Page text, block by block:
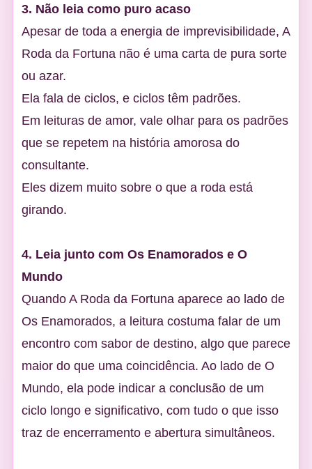
3. Não leia como puro acaso
Apesar de toda a energia de imprevisibilidade, A
Roda da Fortuna não é uma carta de pura sorte
ou azar.
Ela fala de ciclos, e ciclos têm padrões.
Em leituras de amor, vale olhar para os padrões
que se repetem na história amorosa do
consultante.
Eles dizem muito sobre o que a roda está
girando.
4. Leia junto com Os Enamorados e O
Mundo
Quando A Roda da Fortuna aparece ao lado de
Os Enamorados, a leitura costuma falar de um
encontro com sabor de destino, algo que parece
maior do que uma coincidência. Ao lado de O
Mundo, ela pode indicar a conclusão de um
ciclo longo e significativo, com tudo o que isso
traz de encerramento e abertura simultâneos.